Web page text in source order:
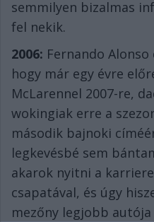
semmilyen bizalmas
fel nekik.
2006: Fernando
hogy már egy évre
McLarennel 2007-re,
wokingiak erre a
második bajnoki
legkevésbé sem
akarok nyitni a
csapatával, és úgy
mezőny legjobb autója